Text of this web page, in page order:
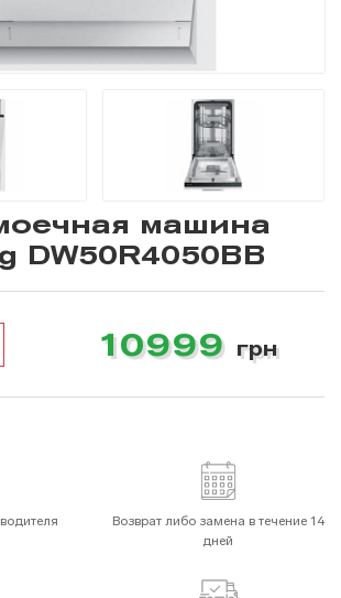
машина
DW50R4050BB
10999 грн
Возврат либо замена в течение 14
дней